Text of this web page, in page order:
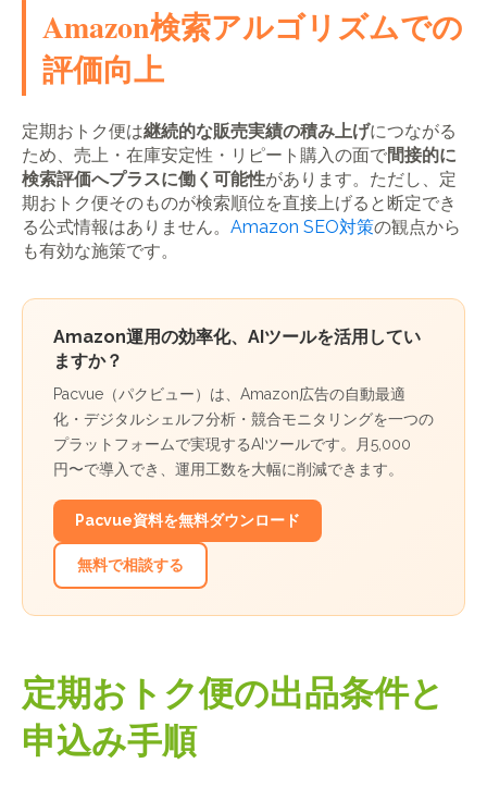
Amazon検索アルゴリズムでの
評価向上
定期おトク便は継続的な販売実績の積み上げにつながる
ため、売上・在庫安定性・リピート購入の面で間接的に
検索評価へプラスに働く可能性があります。ただし、定
期おトク便そのものが検索順位を直接上げると断定でき
る公式情報はありません。 Amazon SEO対策の観点から
も有効な施策です。
Amazon運用の効率化、AIツールを活用してい
ますか？
Pacvue（パクビュー）は、Amazon広告の自動最適
化・デジタルシェルフ分析・競合モニタリングを一つの
プラットフォームで実現するAIツールです。月5,000
円〜で導入でき、運用工数を大幅に削減できます。
Pacvue資料を無料ダウンロード
無料で相談する
定期おトク便の出品条件と
申込み手順